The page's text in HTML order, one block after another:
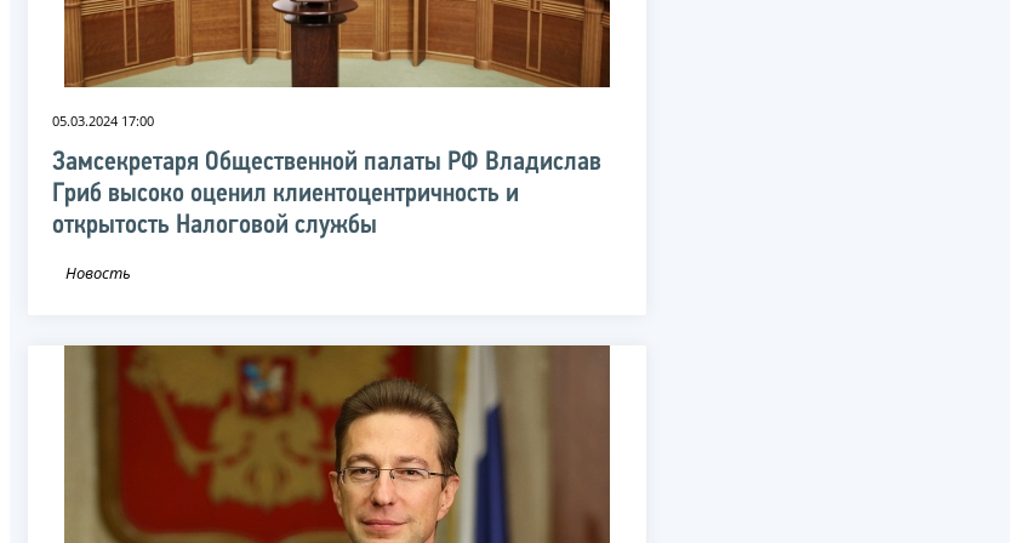
05.03.2024 17:00
Замсекретаря Общественной палаты РФ Владислав
Гриб высоко оценил клиентоцентричность и
открытость Налоговой службы
Новость